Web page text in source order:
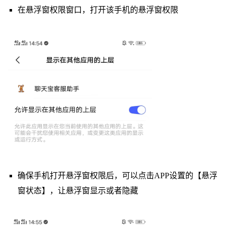
在悬浮窗权限窗口，打开该手机的悬浮窗权限
确保手机打开悬浮窗权限后，可以点击APP设置的【悬浮
窗状态】，让悬浮窗显示或者隐藏